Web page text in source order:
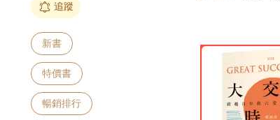
追蹤
新書
特價書
暢銷排行